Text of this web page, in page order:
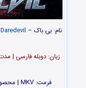
نام: بی باک – Daredevil
فرمت: MKV | محصول آمریکا و سوئیس | امتیاز: 5.3 از 10